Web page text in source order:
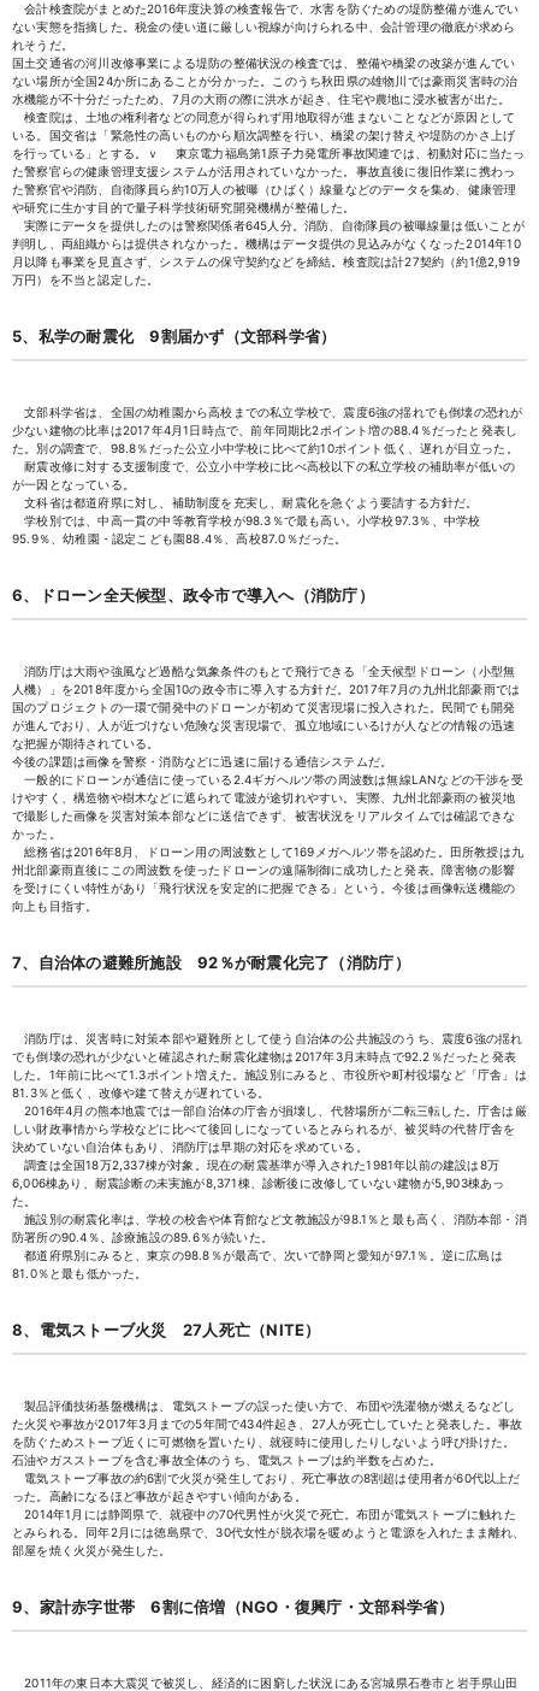
会計検査院がまとめた2016年度決算の検査報告で、水害を防ぐための堤防整備が進んでい
ない実態を指摘した。税金の使い道に厳しい視線が向けられる中、会計管理の徹底が求めら
れそうだ。
国土交通省の河川改修事業による堤防の整備状況の検査では、整備や橋梁の改築が進んでい
ない場所が全国24か所にあることが分かった。このうち秋田県の雄物川では豪雨災害時の治
水機能が不十分だったため、7月の大雨の際に洪水が起き、住宅や農地に浸水被害が出た。
検査院は、土地の権利者などの同意が得られず用地取得が進まないことなどが原因として
いる。国交省は「緊急性の高いものから順次調整を行い、橋梁の架け替えや堤防のかさ上げ
を行っている」とする。ｖ 東京電力福島第1原子力発電所事故関連では、初動対応に当たっ
た警察官らの健康管理支援システムが活用されていなかった。事故直後に復旧作業に携わっ
た警察官や消防、自衛隊員ら約10万人の被曝（ひばく）線量などのデータを集め、健康管理
や研究に生かす目的で量子科学技術研究開発機構が整備した。
実際にデータを提供したのは警察関係者645人分。消防、自衛隊員の被曝線量は低いことが
判明し、両組織からは提供されなかった。機構はデータ提供の見込みがなくなった2014年10
月以降も事業を見直さず、システムの保守契約などを締結。検査院は計27契約（約1億2,919
万円）を不当と認定した。
5、私学の耐震化 9割届かず（文部科学省）
文部科学省は、全国の幼稚園から高校までの私立学校で、震度6強の揺れでも倒壊の恐れが
少ない建物の比率は2017年4月1日時点で、前年同期比2ポイント増の88.4％だったと発表し
た。別の調査で、98.8％だった公立小中学校に比べて約10ポイント低く、遅れが目立った。
耐震改修に対する支援制度で、公立小中学校に比べ高校以下の私立学校の補助率が低いの
が一因となっている。
文科省は都道府県に対し、補助制度を充実し、耐震化を急ぐよう要請する方針だ。
学校別では、中高一貫の中等教育学校が98.3％で最も高い。小学校97.3％、中学校
95.9％、幼稚園・認定こども園88.4％、高校87.0％だった。
6、ドローン全天候型、政令市で導入へ（消防庁）
消防庁は大雨や強風など過酷な気象条件のもとで飛行できる「全天候型ドローン（小型無
人機）」を2018年度から全国10の政令市に導入する方針だ。2017年7月の九州北部豪雨では
国のプロジェクトの一環で開発中のドローンが初めて災害現場に投入された。民間でも開発
が進んでおり、人が近づけない危険な災害現場で、孤立地域にいるけが人などの情報の迅速
な把握が期待されている。
今後の課題は画像を警察・消防などに迅速に届ける通信システムだ。
一般的にドローンが通信に使っている2.4ギガヘルツ帯の周波数は無線LANなどの干渉を受
けやすく、構造物や樹木などに遮られて電波が途切れやすい。実際、九州北部豪雨の被災地
で撮影した画像を災害対策本部などに送信できず、被害状況をリアルタイムでは確認できな
かった。
総務省は2016年8月、ドローン用の周波数として169メガヘルツ帯を認めた。田所教授は九
州北部豪雨直後にこの周波数を使ったドローンの遠隔制御に成功したと発表。障害物の影響
を受けにくい特性があり「飛行状況を安定的に把握できる」という。今後は画像転送機能の
向上も目指す。
7、自治体の避難所施設 92％が耐震化完了（消防庁）
消防庁は、災害時に対策本部や避難所として使う自治体の公共施設のうち、震度6強の揺れ
でも倒壊の恐れが少ないと確認された耐震化建物は2017年3月末時点で92.2％だったと発表
した。1年前に比べて1.3ポイント増えた。施設別にみると、市役所や町村役場など「庁舎」は
81.3％と低く、改修や建て替えが遅れている。
2016年4月の熊本地震では一部自治体の庁舎が損壊し、代替場所が二転三転した。庁舎は厳
しい財政事情から学校などに比べて後回しになっているとみられるが、被災時の代替庁舎を
決めていない自治体もあり、消防庁は早期の対応を求めている。
調査は全国18万2,337棟が対象。現在の耐震基準が導入された1981年以前の建設は8万
6,006棟あり、耐震診断の未実施が8,371棟、診断後に改修していない建物が5,903棟あっ
た。
施設別の耐震化率は、学校の校舎や体育館など文教施設が98.1％と最も高く、消防本部・消
防署所の90.4％、診療施設の89.6％が続いた。
都道府県別にみると、東京の98.8％が最高で、次いで静岡と愛知が97.1％。逆に広島は
81.0％と最も低かった。
8、電気ストーブ火災 27人死亡（NITE）
製品評価技術基盤機構は、電気ストーブの誤った使い方で、布団や洗濯物が燃えるなどし
た火災や事故が2017年3月までの5年間で434件起き、27人が死亡していたと発表した。事故
を防ぐためストーブ近くに可燃物を置いたり、就寝時に使用したりしないよう呼び掛けた。
石油やガスストーブを含む事故全体のうち、電気ストーブは約半数を占めた。
電気ストーブ事故の約6割で火災が発生しており、死亡事故の8割超は使用者が60代以上だ
った。高齢になるほど事故が起きやすい傾向がある。
2014年1月には静岡県で、就寝中の70代男性が火災で死亡。布団が電気ストーブに触れた
とみられる。同年2月には徳島県で、30代女性が脱衣場を暖めようと電源を入れたまま離れ、
部屋を焼く火災が発生した。
9、家計赤字世帯 6割に倍増（NGO・復興庁・文部科学省）
2011年の東日本大震災で被災し、経済的に困窮した状況にある宮城県石巻市と岩手県山田